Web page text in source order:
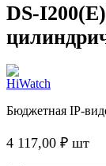
DS-
Бюджетная IP-
4 117,00 ₽ шт